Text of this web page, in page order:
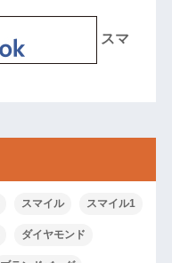
スマ
スマイル スマイル1
ダイヤモンド